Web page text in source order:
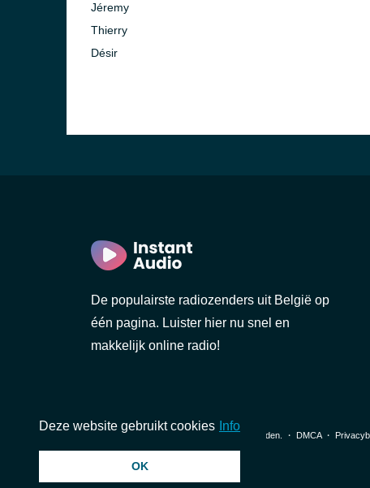
Jéremy
Thierry
Désir
De populairste radiozenders uit België op
één pagina. Luister hier nu snel en
makkelijk online radio!
© 2026 InstantAudio. Alle rechten voorbehouden. ・ DMCA・
Deze website gebruikt cookies Info
OK